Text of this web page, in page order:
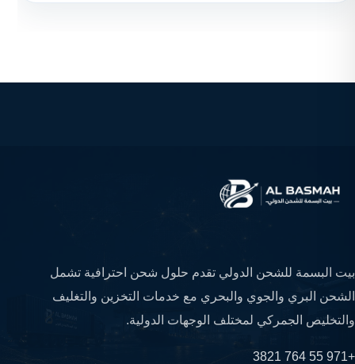
بيت البسمة للشحن الدولي تقدم حلول شحن احترافية تشمل
الشحن البري والجوي والبحري مع خدمات التخزين والتغليف
والتخليص الجمركي لمختلف الوجهات الدولية.
+971 55 764 3821